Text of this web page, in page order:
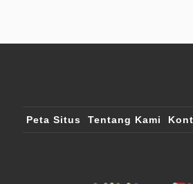
Peta Situs Tentang Kami